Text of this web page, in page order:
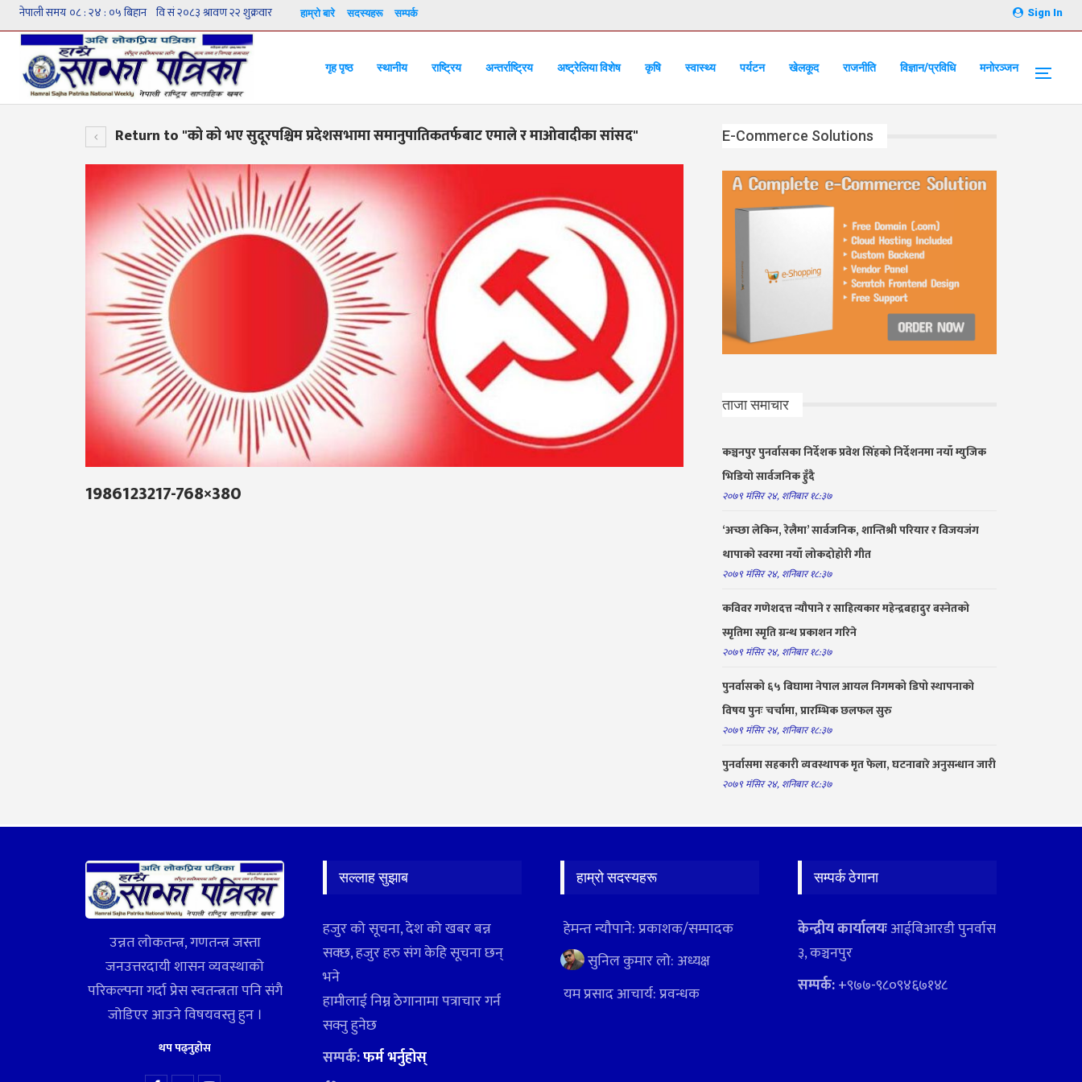
Sign In
हाम्रो बारे सदस्यहरू सम्पर्क
गृह पृष्ठ स्थानीय राष्ट्रिय अन्तर्राष्ट्रिय अष्ट्रेलिया विशेष कृषि स्वास्थ्य पर्यटन खेलकूद राजनीति विज्ञान/प्रविधि मनोरञ्जन
Return to "को को भए सुदूरपश्चिम प्रदेशसभामा समानुपातिकतर्फबाट एमाले र माओवादीका सांसद"
1986123217-768×380
E-Commerce Solutions
ताजा समाचार
कञ्चनपुर पुनर्वासका निर्देशक प्रवेश सिंहको निर्देशनमा नयाँ म्युजिक
भिडियो सार्वजनिक हुँदै
२०७९ मंसिर २४, शनिबार १८:३७
‘अच्छा लेकिन, रेलैमा’ सार्वजनिक, शान्तिश्री परियार र विजयजंग
थापाको स्वरमा नयाँ लोकदोहोरी गीत
२०७९ मंसिर २४, शनिबार १८:३७
कविवर गणेशदत्त न्यौपाने र साहित्यकार महेन्द्रबहादुर बस्नेतको
स्मृतिमा स्मृति ग्रन्थ प्रकाशन गरिने
२०७९ मंसिर २४, शनिबार १८:३७
पुनर्वासको ६५ बिघामा नेपाल आयल निगमको डिपो स्थापनाको
विषय पुनः चर्चामा, प्रारम्भिक छलफल सुरु
२०७९ मंसिर २४, शनिबार १८:३७
पुनर्वासमा सहकारी व्यवस्थापक मृत फेला, घटनाबारे अनुसन्धान जारी
२०७९ मंसिर २४, शनिबार १८:३७
उन्नत लोकतन्त्र, गणतन्त्र जस्ता
जनउत्तरदायी शासन व्यवस्थाको
परिकल्पना गर्दा प्रेस स्वतन्त्रता पनि संगै
जोडिएर आउने विषयवस्तु हुन ।
थप पढ्नुहोस
सल्लाह सुझाब
हजुर को सूचना, देश को खबर बन्न
सक्छ, हजुर हरु संग केहि सूचना छन्
भने
हामीलाई निम्न ठेगानामा पत्राचार गर्न
सक्नु हुनेछ
सम्पर्क:फर्म भर्नुहोस्
हाम्रो सदस्यहरू
हेमन्त न्यौपाने: प्रकाशक/सम्पादक
सुनिल कुमार लो: अध्यक्ष
यम प्रसाद आचार्य: प्रवन्धक
सम्पर्क ठेगाना
केन्द्रीय कार्यालयःआईबिआरडी पुनर्वास
३, कञ्चनपुर
सम्पर्क:+९७७-९८०९४६७१४८